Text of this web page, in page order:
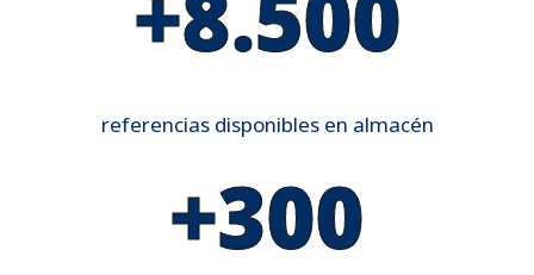
referencias disponibles en almacén
+300